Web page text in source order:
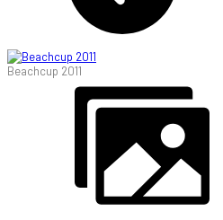
Beachcup 2011